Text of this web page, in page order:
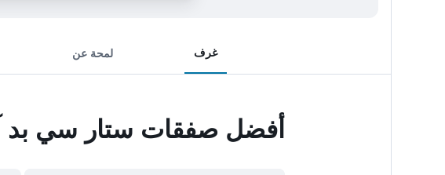
غرف لمحة عن
أفضل صفقات ستار سي بد